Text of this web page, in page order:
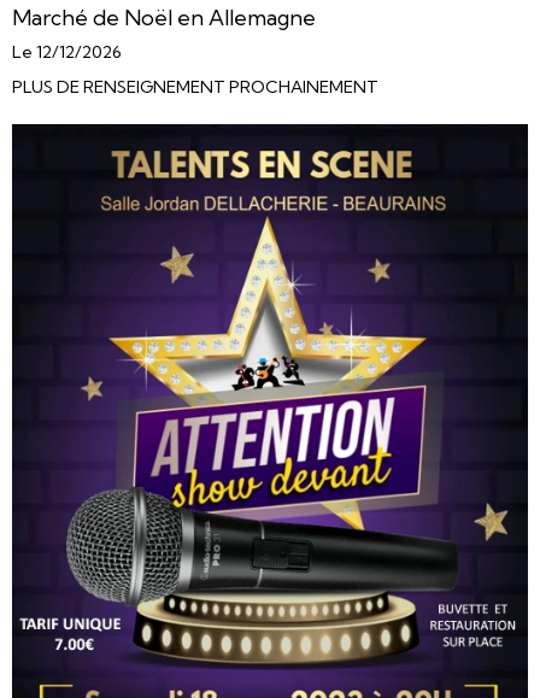
Marché de Noël en Allemagne
Le 12/12/2026
PLUS DE RENSEIGNEMENT PROCHAINEMENT